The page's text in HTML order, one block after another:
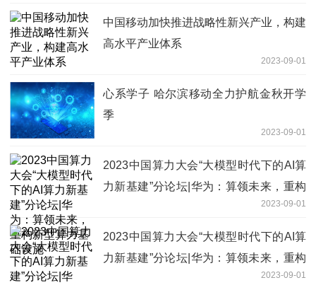
中国移动加快推进战略性新兴产业，构建
高水平产业体系
2023-09-01
心系学子 哈尔滨移动全力护航金秋开学
季
2023-09-01
2023中国算力大会“大模型时代下的AI算
力新基建”分论坛|华为：算领未来，重构
2023-09-01
2023中国算力大会“大模型时代下的AI算
力新基建”分论坛|华为：算领未来，重构
2023-09-01